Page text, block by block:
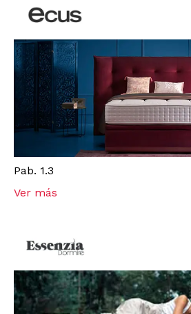
Pab. 1.3
Ver más